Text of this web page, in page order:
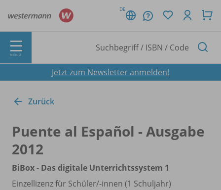
DE
MENÜ
Jetzt zum Newsletter anmelden!
Zurück
Puente al Español - Ausgabe
2012
BiBox - Das digitale Unterrichtssystem 1
Einzellizenz für Schüler/-innen (1 Schuljahr)